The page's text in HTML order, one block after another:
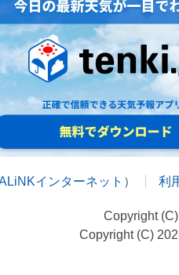
インターネット ） 利
Copyright
Copyright (C)